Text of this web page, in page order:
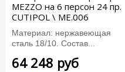
MEZZO на 6 персон 24 пр.
CUTIPOL \ ME.006
Материал: нержавеющая
сталь 18/10. Состав...
64 248 руб